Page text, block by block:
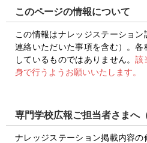
このページの情報について
この情報はナレッジステーショ
連絡いただいた事項を含む）。
しているものではありません。該
身で行うようお願いいたします。
専門学校広報ご担当者さまへ
ナレッジステーション掲載内容の